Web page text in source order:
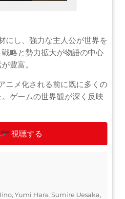
にし、強力な主人公が世界を
略と勢力拡大が物語の中心
豊富。
ニメ化される前に既に多くの
ゲームの世界観が深く反映
視聴する
Yumi Hara, Sumire Uesaka,